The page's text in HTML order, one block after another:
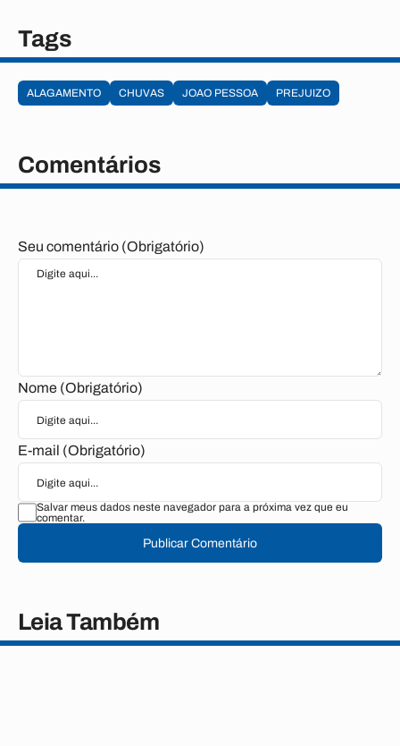
Tags
ALAGAMENTO CHUVAS JOAO PESSOA PREJUIZO
Comentários
Seu comentário (Obrigatório)
Nome (Obrigatório)
E-mail (Obrigatório)
Salvar meus dados neste navegador para a próxima vez que eu
comentar.
Publicar Comentário
Leia Também